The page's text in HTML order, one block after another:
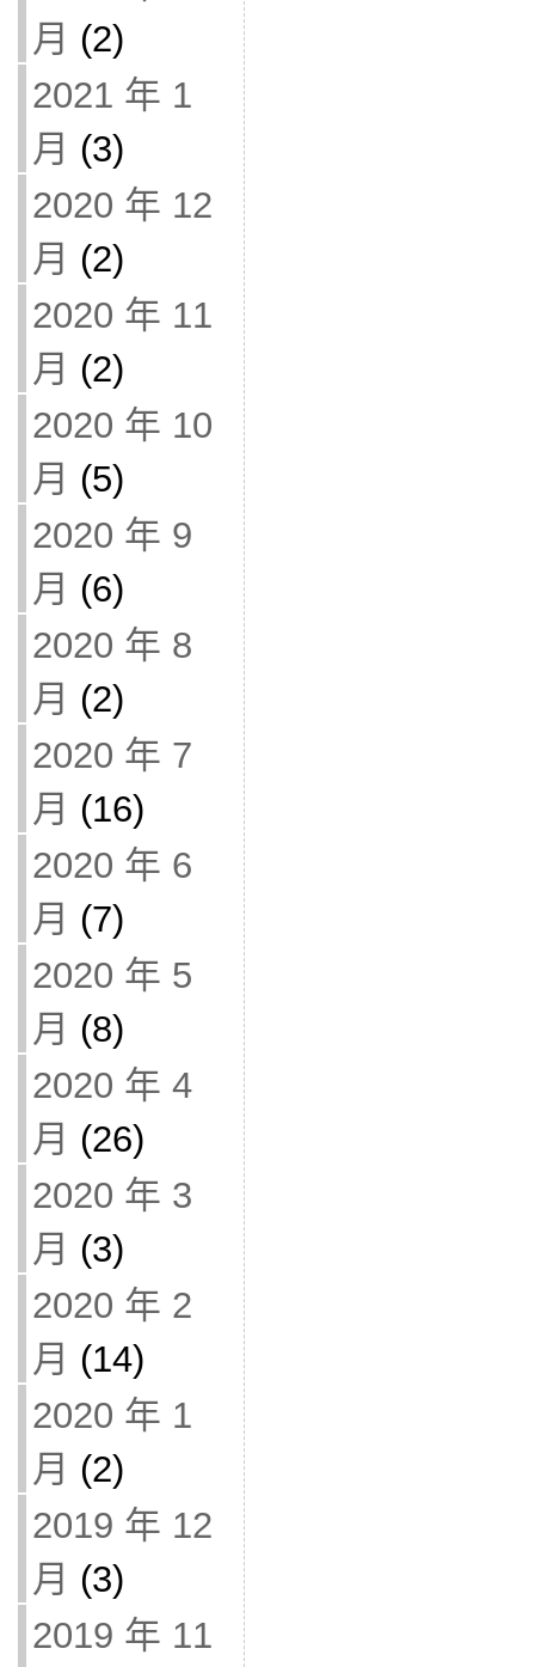
月 (2)
2021 年 1
月 (3)
2020 年 12
月 (2)
2020 年 11
月 (2)
2020 年 10
月 (5)
2020 年 9
月 (6)
2020 年 8
月 (2)
2020 年 7
月 (16)
2020 年 6
月 (7)
2020 年 5
月 (8)
2020 年 4
月 (26)
2020 年 3
月 (3)
2020 年 2
月 (14)
2020 年 1
月 (2)
2019 年 12
月 (3)
2019 年 11